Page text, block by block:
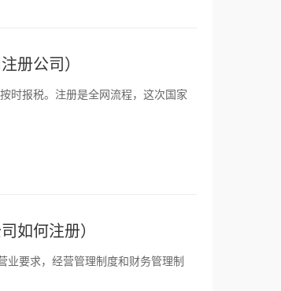
册公司）
时报税。注册是全网流程，这次国家
如何注册）
业要求，经营管理制度和财务管理制